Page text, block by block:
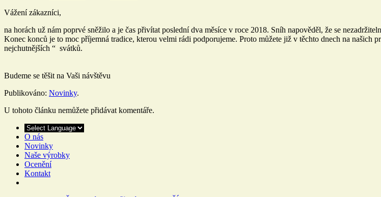
Vážení zákazníci,
na horách už nám poprvé sněžilo a je čas přivítat poslední dva měsíce v roce 2018. Sníh napověděl, že se
Konec konců je to moc příjemná tradice, kterou velmi rádi podporujeme. Proto můžete již v těchto dnech na našich
nejchutnějších “ svátků.
Budeme se těšit na Vaši návštěvu
Publikováno: Novinky.
U tohoto článku nemůžete přidávat komentáře.
O nás
Novinky
Naše výrobky
Ocenění
Kontakt